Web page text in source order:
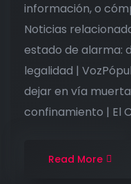
información, o
Noticias
estado de alarma:
legalidad |
dejar en vía
confinamiento | El
Read More